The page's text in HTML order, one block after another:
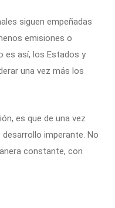
siguen empeñadas
emisiones o
es así, los Estados y
una vez más los
es que de una vez
imperante. No
constante, con